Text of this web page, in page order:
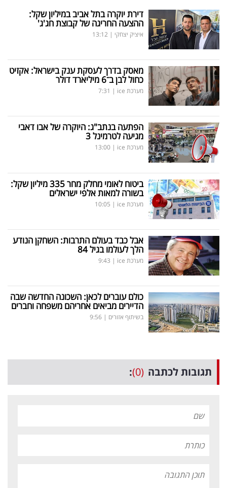
דירת יוקרה בתל אביב במיליון שקל:
ההצעה החריגה של קבוצת חג'ג'
איציק יצחקי |
13:12
מאסק בדרך לעסקת ענק בישראל: אקזיט
כחול לבן ב־6 מיליארד דולר
מערכת ice |
7:31
הפתעה בנתב"ג: היוקרה של אבו דאבי
מגיעה לטרמינל 3
מערכת ice |
13:00
ביטוח לאומי מחלק מחר 335 מיליון שקל:
בשורה למאות אלפי ישראלים
מערכת ice |
10:05
אבל כבד בעולם התרבות: השחקן הנודע
הלך לעולמו בגיל 84
מערכת ice |
9:43
כולם עוברים לכאן: השכונה החדשה שבה
הדיירים מביאים אחריהם משפחה וחברים
בשיתוף אזורים |
9:56
תגובות לכתבה (0)
: